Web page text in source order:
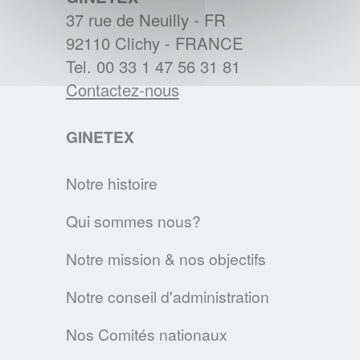
BREXIT : L'IMPACT SUR L'ETIQUETAGE
Les régles d'étiquetage des textiles
changent au 1er janvier 2021. Voici les
Textile & Fashion Care Awards 2023: Les
candidatures sont ouvertes !
Des Awards pour promouvoir l'entretien
textile de demain
EN SAVOIR PLUS
LA CHARTE SUR LE NETTOYAGE
37 rue de Neuilly - FR
92110 Clichy - FRANCE
Tel. 00 33 1 47 56 31 81
Contactez-nous
GINETEX
Notre histoire
Qui sommes nous?
Notre mission & nos objectifs
Notre conseil d'administration
Nos Comités nationaux